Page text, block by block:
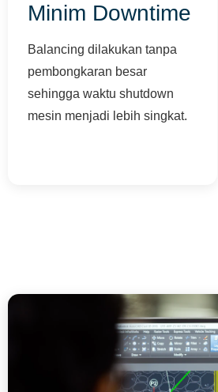
Minim Downtime
Balancing dilakukan tanpa
pembongkaran besar
sehingga waktu shutdown
mesin menjadi lebih singkat.